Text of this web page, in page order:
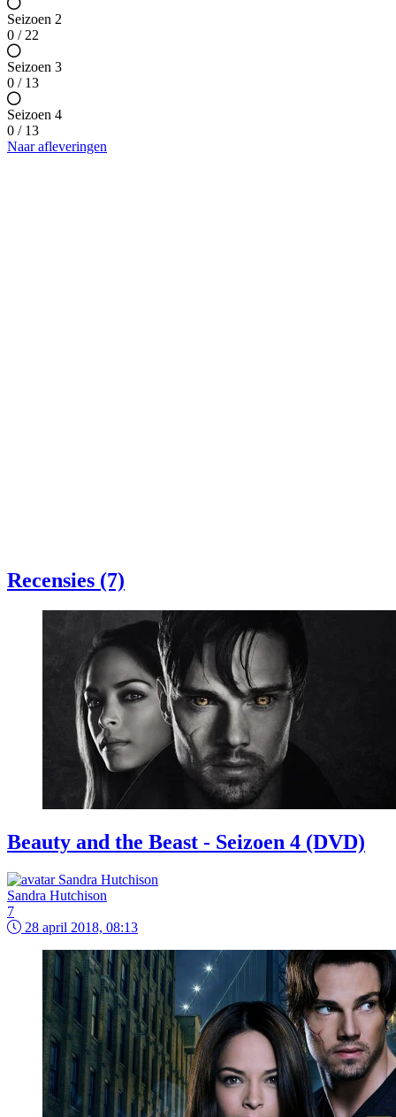
Seizoen 2
0 / 22
Seizoen 3
0 / 13
Seizoen 4
0 / 13
Naar afleveringen
Recensies (7)
Beauty and the Beast - Seizoen 4 (DVD)
Sandra Hutchison
7
28 april 2018, 08:13